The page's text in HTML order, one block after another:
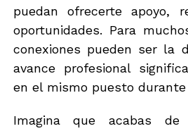
puedan ofrecerte apoyo,
oportunidades. Para
conexiones pueden ser la
avance profesional
en el mismo puesto durante
Imagina que acabas